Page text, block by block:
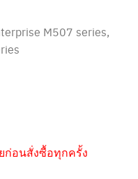
M507 series,
ก่อนสั่งซื้อทุกครั้ง